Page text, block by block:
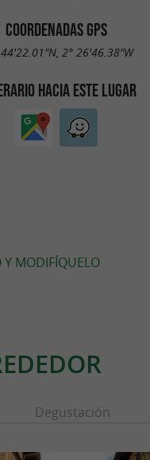
COORDENADAS GPS
2° 26'46.38"W
HACIA ESTE LUGAR
Y MODIFÍQUELO
Degustación